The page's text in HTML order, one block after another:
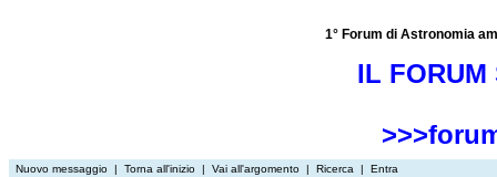
1° Forum di Astronomia
IL FORUM
Nuovo messaggio | Torna all'inizio | Vai all'argomento | Ricerca | Entra